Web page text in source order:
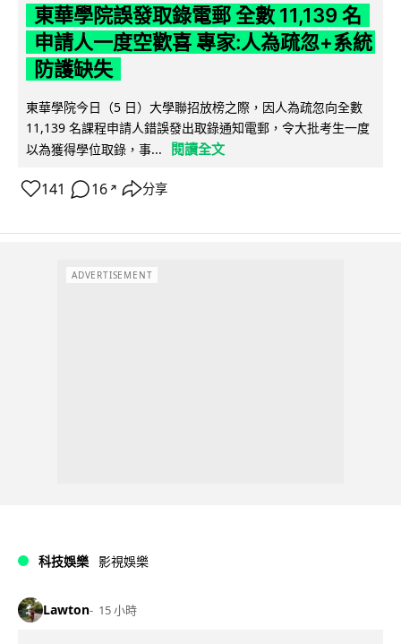
東華學院誤發取錄電郵 全數 11,139 名
申請人一度空歡喜 專家:人為疏忽+系統
防護缺失
東華學院今日（5 日）大學聯招放榜之際，因人為疏忽向全數
11,139 名課程申請人錯誤發出取錄通知電郵，令大批考生一度
以為獲得學位取錄，事...
閱讀全文
141 16 ↗ 分享
ADVERTISEMENT
科技娛樂 影視娛樂
Lawton 15 小時